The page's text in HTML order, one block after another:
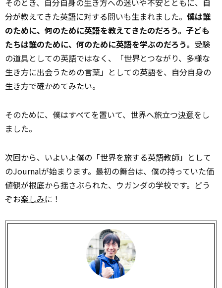
そのとき、自分自身の生き方への迷いや不安とともに、自
分が教えてきた英語に対する問いも生まれました。 僕は誰
のために、何のために英語を教えてきたのだろう。子ども
たちは誰のために、何のために英語を学ぶのだろう。 受験
の道具としての英語ではなく、「世界とつながり、多様な
生き方に出会うための言葉」としての英語を、自分自身の
生き方で確かめてみたい。
そのために、僕はすべてを置いて、世界へ旅立つ決意をし
ました。
次回から、いよいよ僕の「世界を旅する英語教師」として
のJournalが始まります。最初の舞台は、僕の持っていた価
値観が根底から揺さぶられた、ウガンダの学校です。どう
ぞお楽しみに！